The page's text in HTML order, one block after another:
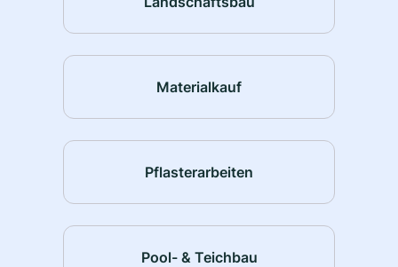
Materialkauf
Pflasterarbeiten
Pool- & Teichbau